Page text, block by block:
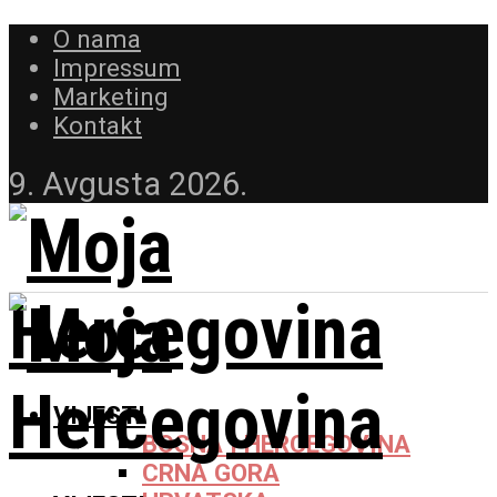
O nama
Impressum
Marketing
Kontakt
9. Avgusta 2026.
VIJESTI
BOSNA I HERCEGOVINA
CRNA GORA